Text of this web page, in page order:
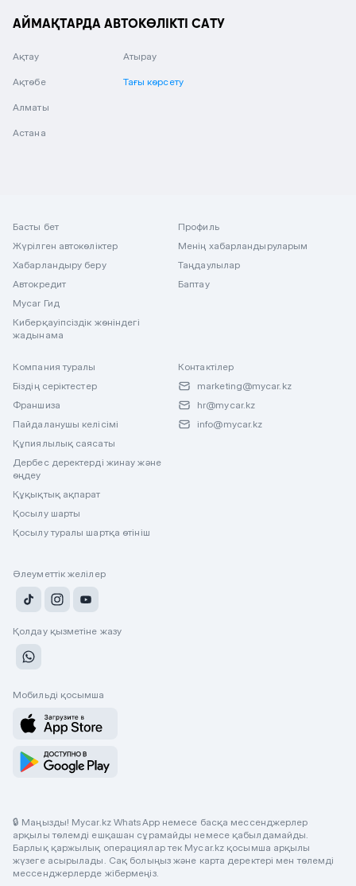
АЙМАҚТАРДА АВТОКӨЛІКТІ САТУ
Ақтау
Ақтөбе
Алматы
Астана
Атырау
Тағы көрсету
Басты бет
Жүрілген автокөліктер
Хабарландыру беру
Автокредит
Mycar Гид
Киберқауіпсіздік жөніндегі
жадынама
Профиль
Менің хабарландыруларым
Таңдаулылар
Баптау
Компания туралы
Біздің серіктестер
Франшиза
Пайдаланушы келісімі
Құпиялылық саясаты
Дербес деректерді жинау және
өңдеу
Құқықтық ақпарат
Қосылу шарты
Қосылу туралы шартқа өтініш
Контактілер
marketing@mycar.kz
hr@mycar.kz
info@mycar.kz
Әлеуметтік желілер
Қолдау қызметіне жазу
Мобильді қосымша
🔒 Маңызды! Mycar.kz WhatsApp немесе басқа мессенджерлер
арқылы төлемді ешқашан сұрамайды немесе қабылдамайды.
Барлық қаржылық операциялар тек Mycar.kz қосымша арқылы
жүзеге асырылады. Сақ болыңыз және карта деректері мен төлемді
мессенджерлерде жібермеңіз.